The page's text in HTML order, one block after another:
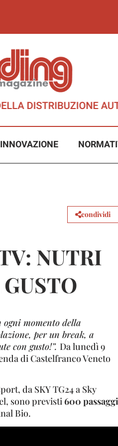
condividi
NUTRI
momento della
per un break, a
con gusto!”. Da lunedì 9
di Castelfranco Veneto
da SKY TG24 a Sky
sono previsti600 passaggi
Bio.